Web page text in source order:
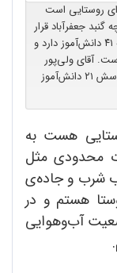
روستایی است
جعفرآباد قرار
دارد و آقای مقصود ولی پور مدیر آن است. مدرسه ۴۱ دانش‌آموز دارد و
تقریبی هر کلاس ۲۰ نفر است. آقای ولی‌پور
آموزگار پایه‌های (دوم، سوم و ششم) است و در کلاسش ۲۱ دانش‌آموز
روستایی هست به
محدودی مثل
شرب و جاده‌ی
هستم و در
آب‌و‌هوایی